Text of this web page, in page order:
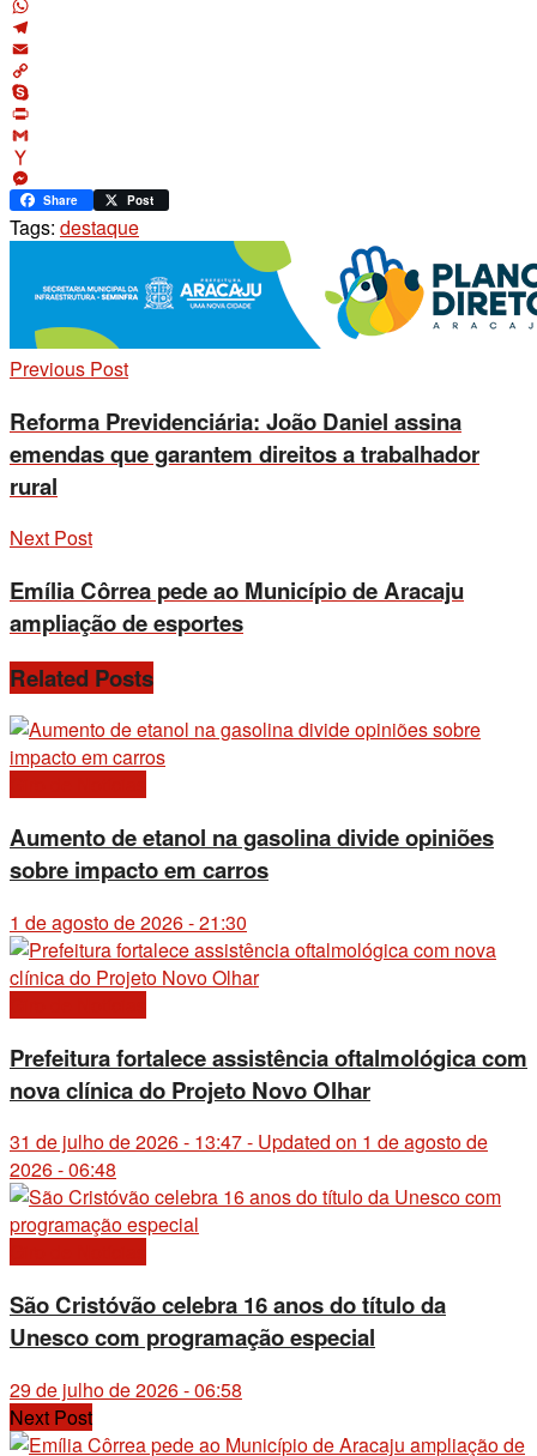
WhatsApp
Telegram
Email
Copy
Link
Skype
Print
Gmail
Yahoo
Mail
Messenger
Share Post
Tags: destaque
Previous Post
Reforma Previdenciária: João Daniel assina
emendas que garantem direitos a trabalhador
rural
Next Post
Emília Côrrea pede ao Município de Aracaju
ampliação de esportes
Related Posts
Aumento de etanol na gasolina divide opiniões
sobre impacto em carros
1 de agosto de 2026 - 21:30
Prefeitura fortalece assistência oftalmológica com
nova clínica do Projeto Novo Olhar
31 de julho de 2026 - 13:47 - Updated on 1 de agosto de
2026 - 06:48
São Cristóvão celebra 16 anos do título da
Unesco com programação especial
29 de julho de 2026 - 06:58
Next Post